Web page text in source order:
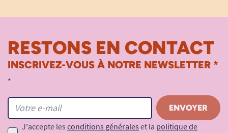
RESTONS EN CONTACT
INSCRIVEZ-VOUS À NOTRE NEWSLETTER *
*
J'accepte les conditions générales et la politique de